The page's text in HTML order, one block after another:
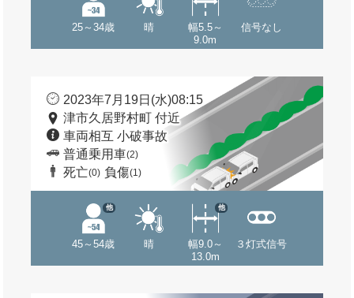
25～34歳 晴
幅5.5～
9.0m
信号なし
2023年7月19日(水)08:15
津市久居野村町 付近
車両相互 小破事故
普通乗用車(2)
死亡(0) 負傷(1)
45～54歳
他
晴
幅9.0～
13.0m
他
３灯式信号